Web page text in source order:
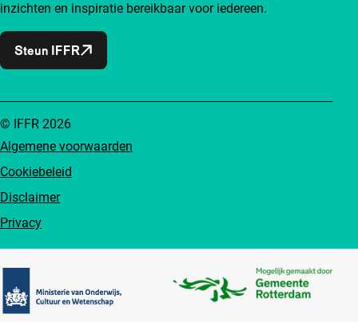
inzichten en inspiratie bereikbaar voor iedereen.
Steun IFFR
Algemene voorwaarden
Cookiebeleid
Disclaimer
Privacy
© IFFR 2026